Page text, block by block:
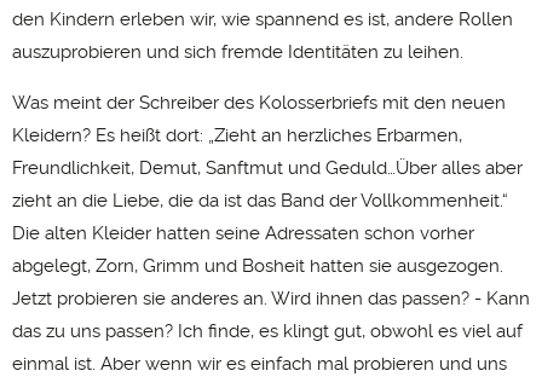
den Kindern erleben wir, wie spannend es ist, andere Rollen
auszuprobieren und sich fremde Identitäten zu leihen.
Was meint der Schreiber des Kolosserbriefs mit den neuen
Kleidern? Es heißt dort: „Zieht an herzliches Erbarmen,
Freundlichkeit, Demut, Sanftmut und Geduld…Über alles aber
zieht an die Liebe, die da ist das Band der Vollkommenheit.“
Die alten Kleider hatten seine Adressaten schon vorher
abgelegt, Zorn, Grimm und Bosheit hatten sie ausgezogen.
Jetzt probieren sie anderes an. Wird ihnen das passen? - Kann
das zu uns passen? Ich finde, es klingt gut, obwohl es viel auf
einmal ist. Aber wenn wir es einfach mal probieren und uns